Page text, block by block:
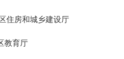
住房和城乡建设厅
育厅